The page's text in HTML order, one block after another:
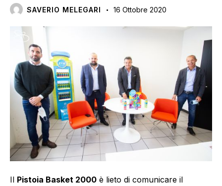
SAVERIO MELEGARI 16 Ottobre 2020
Il Pistoia Basket 2000 è lieto di comunicare il